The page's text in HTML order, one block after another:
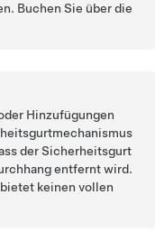
Buchen Sie über die
Hinzufügungen
der Sicherheitsgurt
entfernt wird.
keinen vollen